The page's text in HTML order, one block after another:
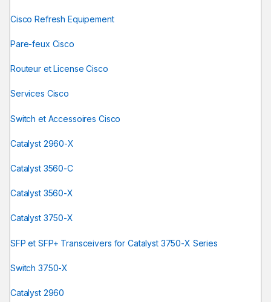
Cisco Refresh Equipement
Pare-feux Cisco
Routeur et License Cisco
Services Cisco
Switch et Accessoires Cisco
Catalyst 2960-X
Catalyst 3560-C
Catalyst 3560-X
Catalyst 3750-X
SFP et SFP+ Transceivers for Catalyst 3750-X Series
Switch 3750-X
Catalyst 2960